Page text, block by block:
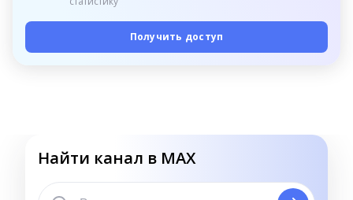
Получить доступ
Найти канал в MAX